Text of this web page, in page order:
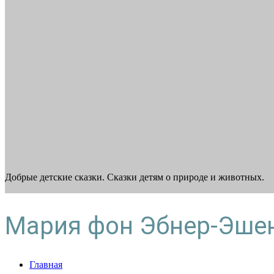
Добрые детские сказки. Сказки детям о природе и животных.
Мария фон Эбнер-
Главная